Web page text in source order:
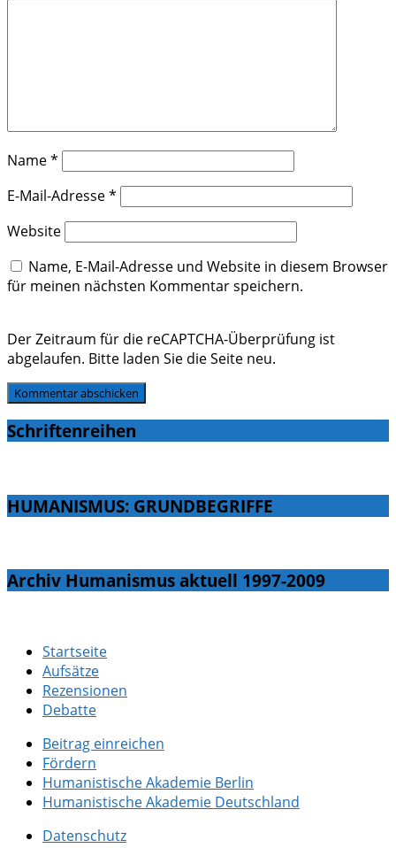
Name*
E-Mail-Adresse*
Website
Name, E-Mail-Adresse und Website in diesem Browser
für meinen nächsten Kommentar speichern.
Der Zeitraum für die reCAPTCHA-Überprüfung ist
abgelaufen. Bitte laden Sie die Seite neu.
Schriftenreihen
HUMANISMUS: GRUNDBEGRIFFE
Archiv Humanismus aktuell 1997-2009
Startseite
Aufsätze
Rezensionen
Debatte
Beitrag einreichen
Fördern
Humanistische Akademie Berlin
Humanistische Akademie Deutschland
Datenschutz